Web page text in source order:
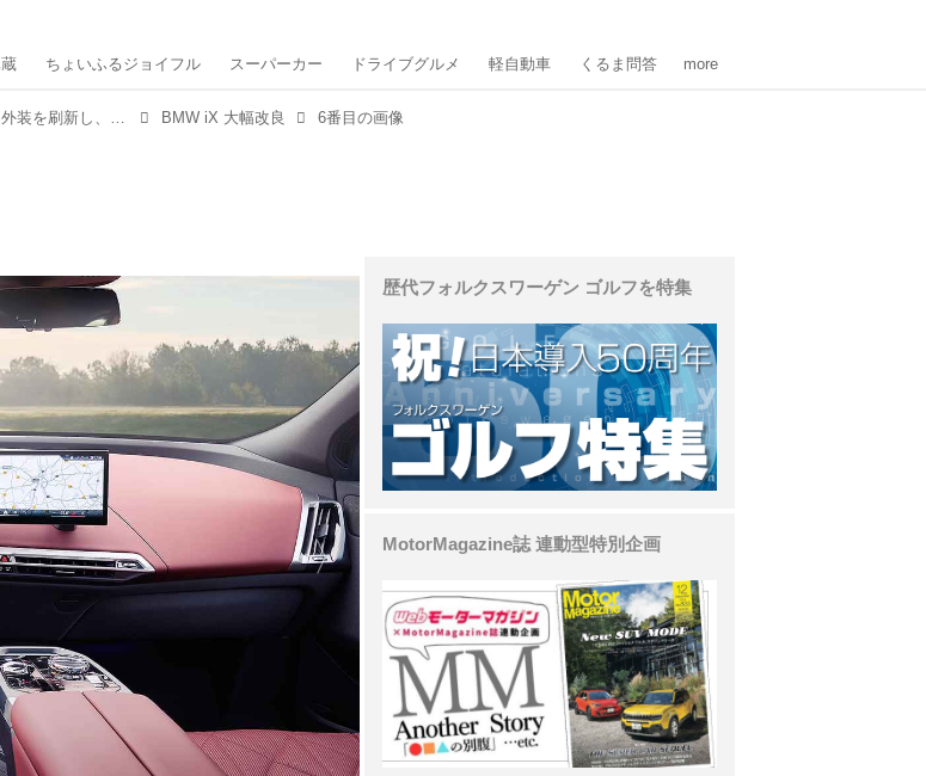
ちょいふるジョイフル スーパーカー ドライブグルメ 軽自動車 くるま問答 more
BMWが大幅改良された新型「iX」を発表。内外装を刷新し、パフォーマンスを向上 BMW iX 大幅改良 6番目の画像
歴代フォルクスワーゲン ゴルフを特集
MotorMagazine誌 連動型特別企画